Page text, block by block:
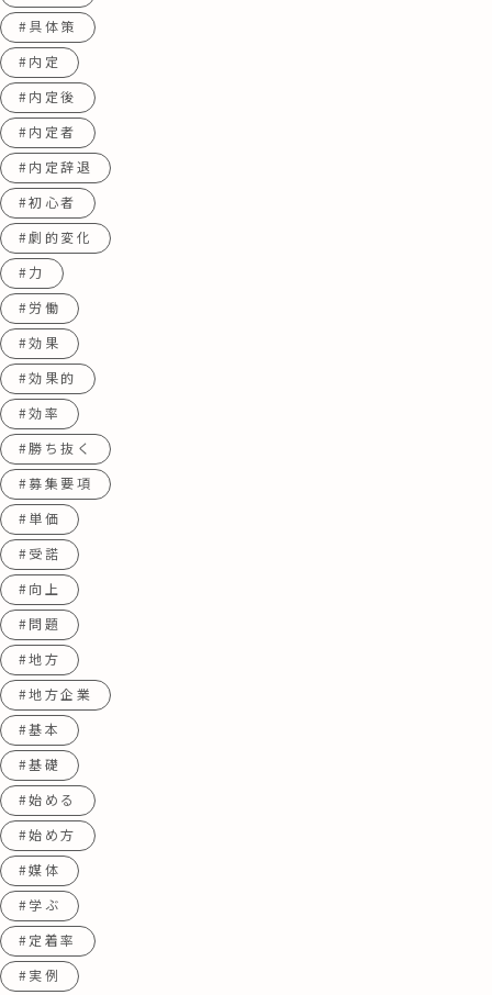
#具体策
#内定
#内定後
#内定者
#内定辞退
#初心者
#劇的変化
#力
#労働
#効果
#効果的
#効率
#勝ち抜く
#募集要項
#単価
#受諾
#向上
#問題
#地方
#地方企業
#基本
#基礎
#始める
#始め方
#媒体
#学ぶ
#定着率
#実例